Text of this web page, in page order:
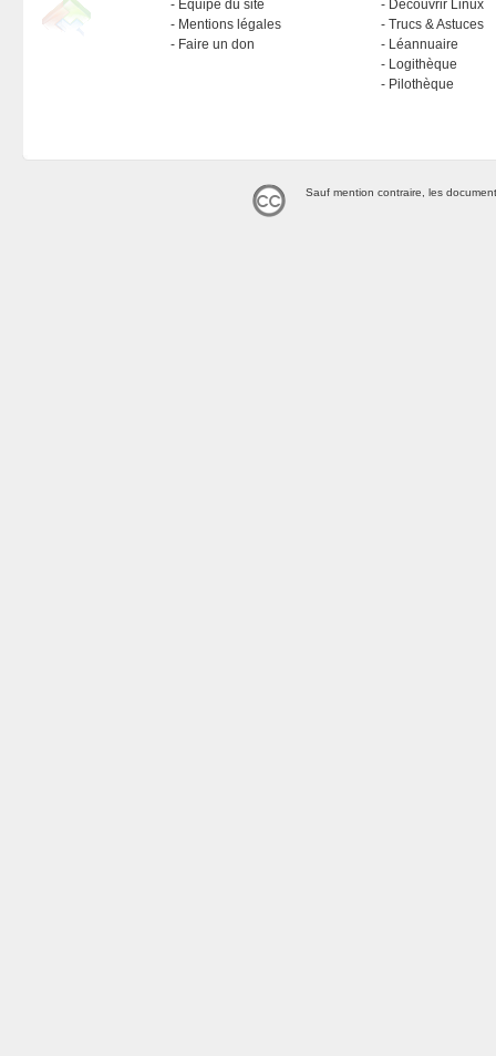
Équipe du site
Mentions légales
Faire un don
Découvrir Linux
Trucs & Astuces
Léannuaire
Logithèque
Pilothèque
Sauf mention contraire, les